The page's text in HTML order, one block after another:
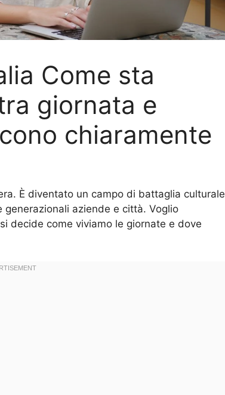
Come sta
giornata e
chiaramente
È diventato un campo di battaglia culturale
aziende e città. Voglio
decide come viviamo le giornate e dove